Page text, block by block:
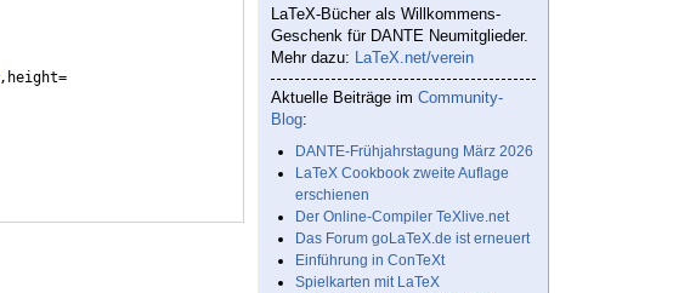
,height=
LaTeX-Bücher als Willkommens-
Geschenk für DANTE Neumitglieder.
Mehr dazu: LaTeX.net/verein
Aktuelle Beiträge im Community-
Blog:
DANTE-Frühjahrstagung März 2026
LaTeX Cookbook zweite Auflage
erschienen
Der Online-Compiler TeXlive.net
Das Forum goLaTeX.de ist erneuert
Einführung in ConTeXt
Spielkarten mit LaTeX